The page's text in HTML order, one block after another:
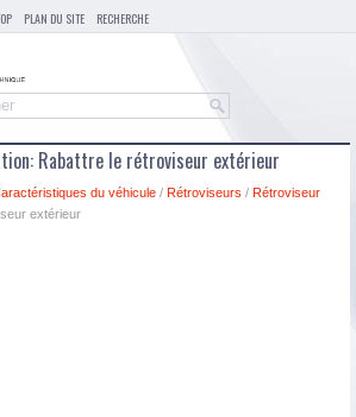
PLAN DU SITE RECHERCHE
Rabattre le rétroviseur extérieur
du véhicule / Rétroviseurs / Rétroviseur
extérieur